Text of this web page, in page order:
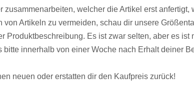
zusammenarbeiten, welcher die Artikel erst
Artikeln zu vermeiden, schau dir unsere
Produktbeschreibung. Es ist zwar selten, aber es
innerhalb von einer Woche nach Erhalt deiner
neuen oder erstatten dir den Kaufpreis zurück!